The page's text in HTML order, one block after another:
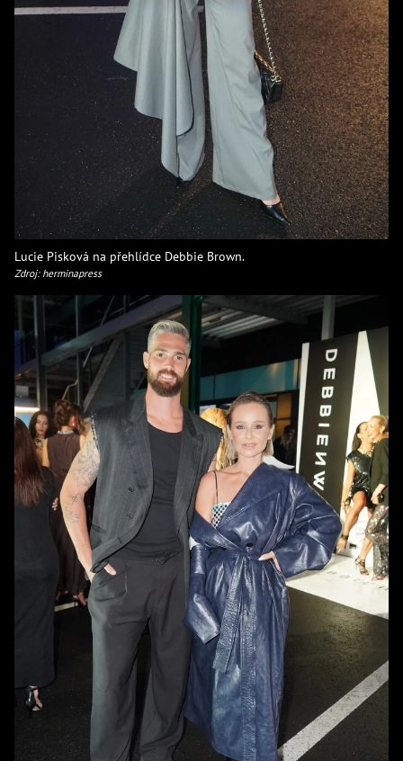
Lucie Pisková na přehlídce Debbie Brown.
Zdroj: herminapress